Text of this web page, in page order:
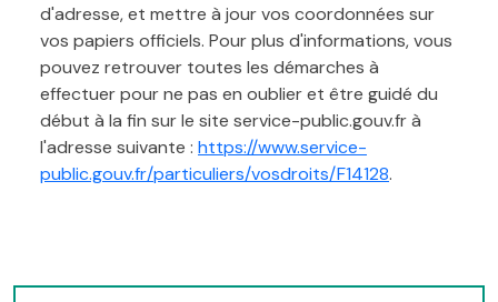
d'adresse, et mettre à jour vos coordonnées sur
vos papiers officiels. Pour plus d'informations, vous
pouvez retrouver toutes les démarches à
effectuer pour ne pas en oublier et être guidé du
début à la fin sur le site service-public.gouv.fr à
l'adresse suivante : https://www.service-
public.gouv.fr/particuliers/vosdroits/F14128.